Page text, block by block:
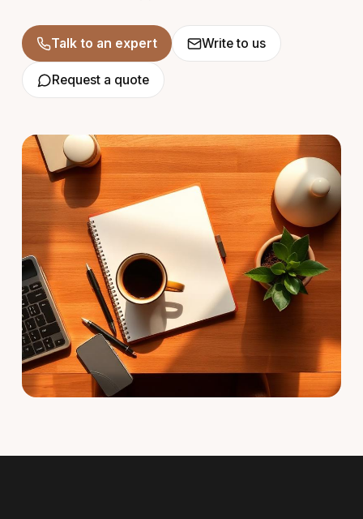
Talk to an expert Write to us
Request a quote